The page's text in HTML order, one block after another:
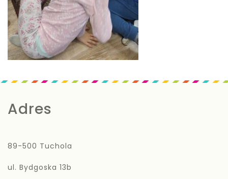
Adres
89-500 Tuchola
ul. Bydgoska 13b